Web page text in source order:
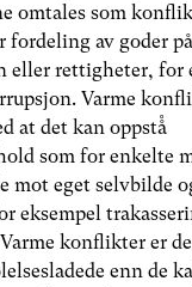
omtales som
fordeling av goder
eller rettigheter, for
Varme
at det kan oppstå̊
som for enkelte
mot eget selvbilde
eksempel
konflikter er
enn de